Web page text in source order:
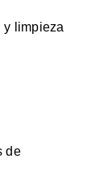
y limpieza
de